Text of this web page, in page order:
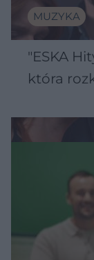
MUZYKA
"ESKA
która